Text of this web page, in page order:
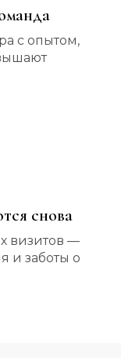
с опытом,
снова
визитов —
и заботы о